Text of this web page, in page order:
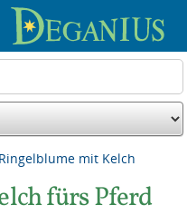
Ringelblume mit Kelch
fürs Pferd